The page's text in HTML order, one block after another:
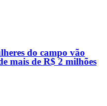
do campo vão
mais de R$ 2 milhões